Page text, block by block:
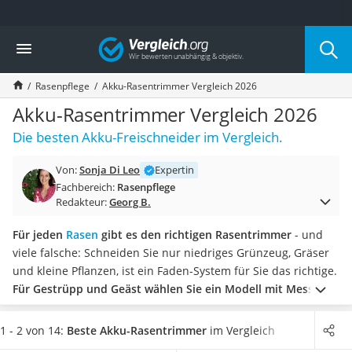
Die beliebtesten Vergleiche nach Kategorie
Baumarkt
Tresor feuerfest
Makita-Akku-Rasenmäher
Kappsäge
Smartes Türschloss
Akku-Rasentrimmer
Split-Klimaanlage 2 Innengeräte
Pelletofen
Tiefbrunnenpumpe
Fliesenschneider
Hochdruckreiniger
Doppelschleifer
Überwachungskamera
Benzinrasenmäher mit Elektrostart
Vergleich
Rasenpflege Akku-Rasentrimmer Vergleich 2026
Akku-Rasentrimmer Vergleich 2026
Die besten Akku-Freischneider im Vergleich.
Von:Sonja Di Leo
Expertin
Fachbereich: Rasenpflege
Redakteur:Georg B.
Für jeden Rasen gibt es den richtigen Rasentrimmer - und
viele falsche: Schneiden Sie nur niedriges Grünzeug, Gräser
und kleine Pflanzen, ist ein Faden-System für Sie das richtige.
Für Gestrüpp und Geäst wählen Sie ein Modell mit Messern
Aber aufgepasst: Die Messer gehen bei Kontakt mit Steinen
oder anderen, harten Objekten deutlich leichter kaputt.
Wir
1 - 2 von 14: Beste Akku-Rasentrimmer im Vergleich